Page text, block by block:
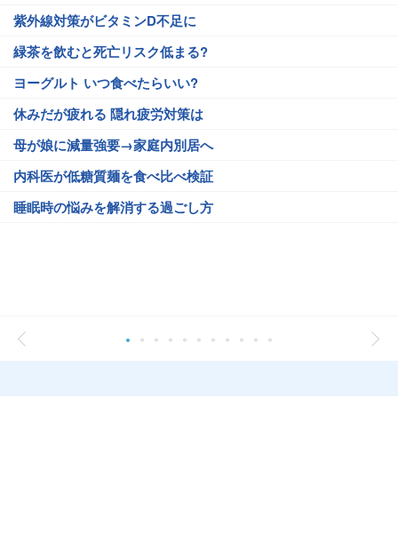
紫外線対策がビタミンD不足に
緑茶を飲むと死亡リスク低まる?
ヨーグルト いつ食べたらいい?
休みだが疲れる 隠れ疲労対策は
母が娘に減量強要→家庭内別居へ
内科医が低糖質麺を食べ比べ検証
睡眠時の悩みを解消する過ごし方